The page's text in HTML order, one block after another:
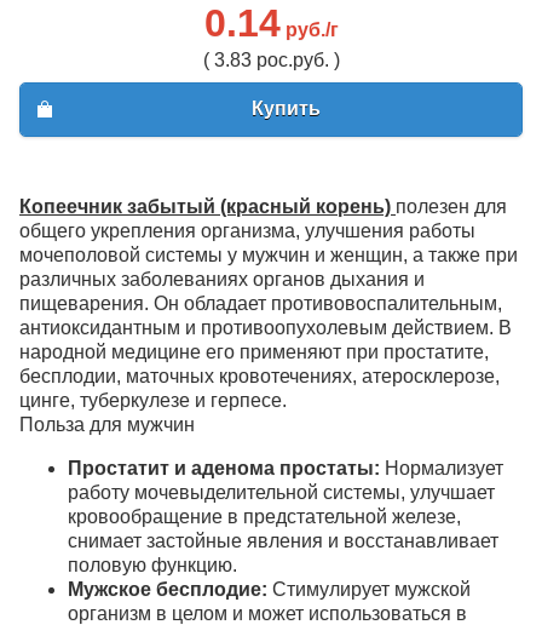
0.14 руб./г
( 3.83 рос.руб. )
Купить
Копеечник забытый (красный корень) полезен для
общего укрепления организма, улучшения работы
мочеполовой системы у мужчин и женщин, а также при
различных заболеваниях органов дыхания и
пищеварения. Он обладает противовоспалительным,
антиоксидантным и противоопухолевым действием. В
народной медицине его применяют при простатите,
бесплодии, маточных кровотечениях, атеросклерозе,
цинге, туберкулезе и герпесе.
Польза для мужчин
Простатит и аденома простаты: Нормализует
работу мочевыделительной системы, улучшает
кровообращение в предстательной железе,
снимает застойные явления и восстанавливает
половую функцию.
Мужское бесплодие: Стимулирует мужской
организм в целом и может использоваться в